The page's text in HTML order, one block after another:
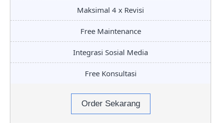
Maksimal 4 x Revisi
Free Maintenance
Integrasi Sosial Media
Free Konsultasi
Order Sekarang